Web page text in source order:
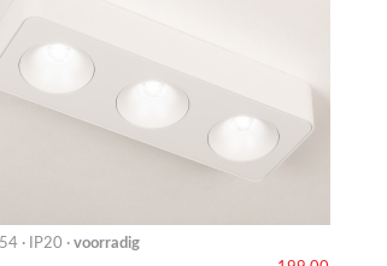
· IP20 · voorradig